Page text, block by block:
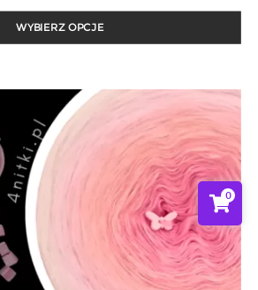
od
do
WYBIERZ OPCJE
0